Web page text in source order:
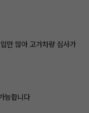
만 많아 고가차량 심사가
능합니다